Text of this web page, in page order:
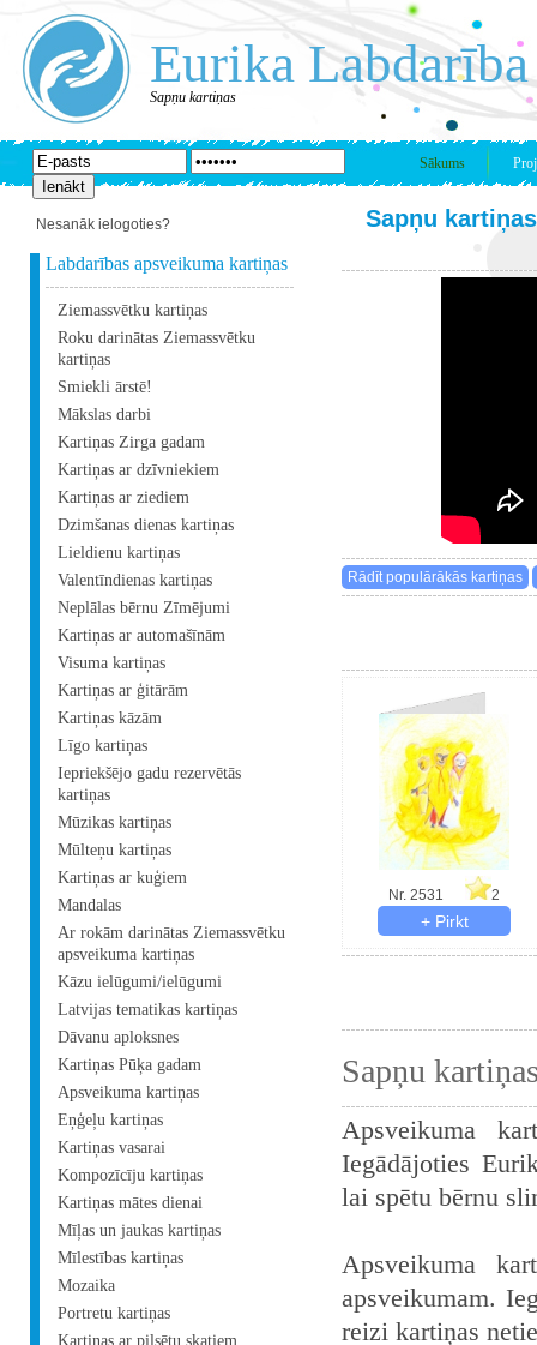
Eurika Labdarība
Sapņu kartiņas
Sākums
Nesanāk ielogoties?
Labdarības apsveikuma kartiņas
Ziemassvētku kartiņas
Roku darinātas Ziemassvētku
kartiņas
Smiekli ārstē!
Mākslas darbi
Kartiņas Zirga gadam
Kartiņas ar dzīvniekiem
Kartiņas ar ziediem
Dzimšanas dienas kartiņas
Lieldienu kartiņas
Valentīndienas kartiņas
Neplālas bērnu Zīmējumi
Kartiņas ar automašīnām
Visuma kartiņas
Kartiņas ar ģitārām
Kartiņas kāzām
Līgo kartiņas
Iepriekšējo gadu rezervētās
kartiņas
Mūzikas kartiņas
Mūlteņu kartiņas
Kartiņas ar kuģiem
Mandalas
Ar rokām darinātas Ziemassvētku
apsveikuma kartiņas
Kāzu ielūgumi/ielūgumi
Latvijas tematikas kartiņas
Dāvanu aploksnes
Kartiņas Pūķa gadam
Apsveikuma kartiņas
Eņģeļu kartiņas
Kartiņas vasarai
Kompozīcīju kartiņas
Kartiņas mātes dienai
Mīļas un jaukas kartiņas
Mīlestības kartiņas
Mozaika
Portretu kartiņas
Kartiņas ar pilsētu skatiem
Sapņu kartiņas
Nr. 2531 2
Sapņu
Apsveikuma
Iegādājoties
lai spētu bērnu
Apsveikuma
apsveikumam.
reizi kartiņas